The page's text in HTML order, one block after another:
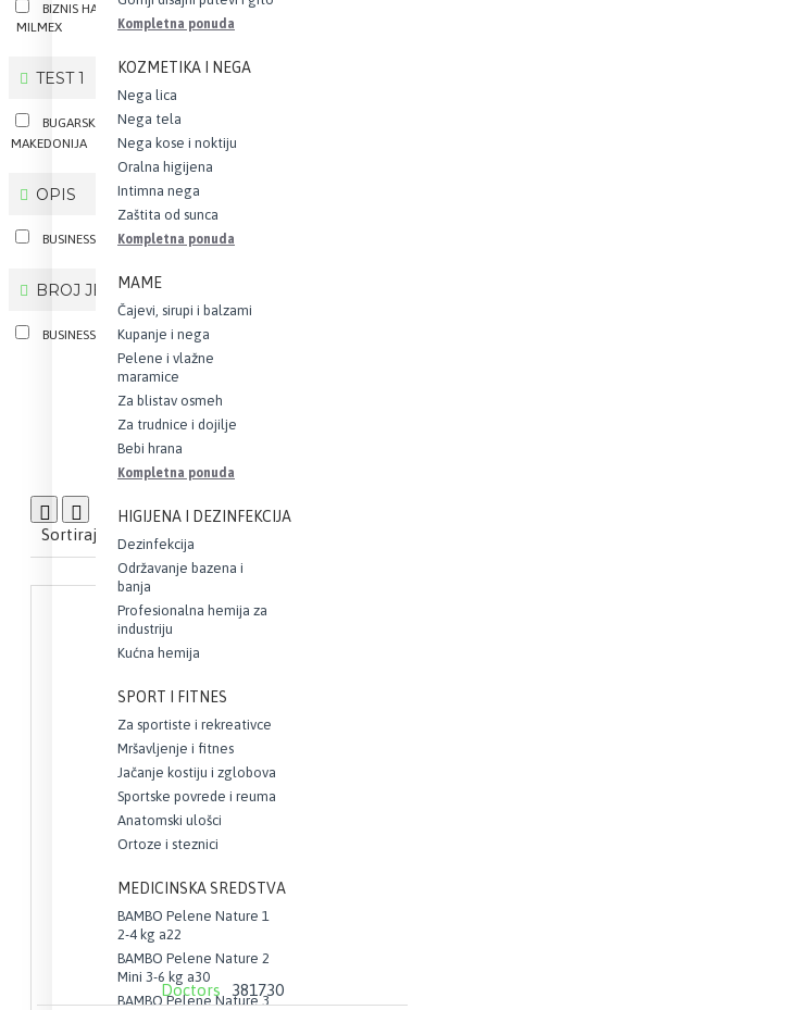
Kompletna ponuda
KOZMETIKA I NEGA
Nega lica
Nega tela
Nega kose i noktiju
Oralna higijena
Intimna nega
Zaštita od sunca
Kompletna ponuda
MAME
Čajevi, sirupi i balzami
Kupanje i nega
Pelene i vlažne
maramice
Za blistav osmeh
Za trudnice i dojilje
Bebi hrana
Kompletna ponuda
HIGIJENA I DEZINFEKCIJA
Dezinfekcija
Održavanje bazena i
banja
Profesionalna hemija za
industriju
Kućna hemija
SPORT I FITNES
Za sportiste i rekreativce
Mršavljenje i fitnes
Jačanje kostiju i zglobova
Sportske povrede i reuma
Anatomski ulošci
Ortoze i steznici
MEDICINSKA SREDSTVA
BAMBO Pelene Nature 1
2-4 kg a22
BAMBO Pelene Nature 2
Mini 3-6 kg a30
BAMBO Pelene Nature 3
BIZNIS HAUS
HIZMET
MILMEX
TEST 1
BUGARSKA
SEVERNA
MAKEDONIJA
SRBIJA TURSKA
OPIS
BUSINESS HOUSE DOO
BROJ JEZGARA
BUSINESS HOUSE DOO
Uporedi proizvod0
Sortiraj:
Doctors 381730